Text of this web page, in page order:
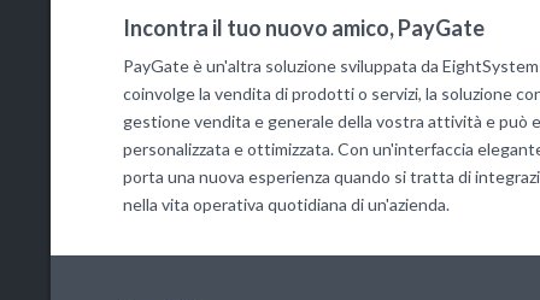
Incontra il tuo nuovo amico, PayGate
PayGate è un'altra soluzione sviluppata da
coinvolge la vendita di prodotti o servizi, la soluzione
gestione vendita e generale della vostra attività e può
personalizzata e ottimizzata. Con un'interfaccia
porta una nuova esperienza quando si tratta di
nella vita operativa quotidiana di un'azienda.